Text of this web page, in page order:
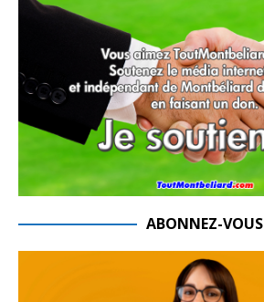
ABONNEZ-VOUS